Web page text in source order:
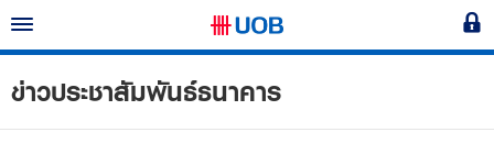
To
Main
UOB
bank
ข่าวประชาสัมพันธ์ธนาคาร